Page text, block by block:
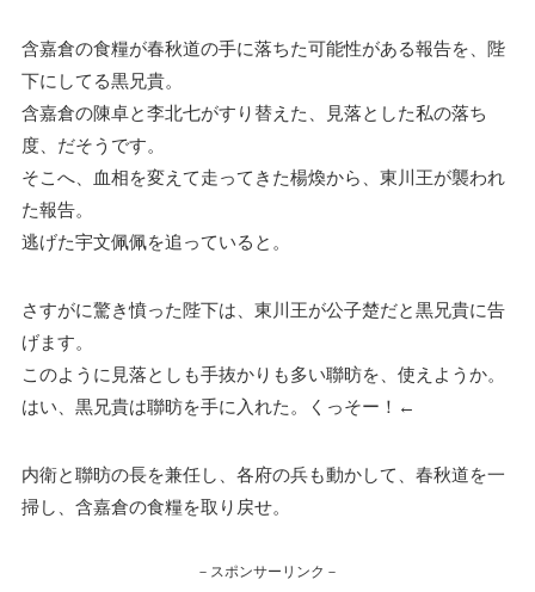
含嘉倉の食糧が春秋道の手に落ちた可能性がある報告を、陛
下にしてる黒兄貴。
含嘉倉の陳卓と李北七がすり替えた、見落とした私の落ち
度、だそうです。
そこへ、血相を変えて走ってきた楊煥から、東川王が襲われ
た報告。
逃げた宇文佩佩を追っていると。
さすがに驚き憤った陛下は、東川王が公子楚だと黒兄貴に告
げます。
このように見落としも手抜かりも多い聯昉を、使えようか。
はい、黒兄貴は聯昉を手に入れた。くっそー！←
内衛と聯昉の長を兼任し、各府の兵も動かして、春秋道を一
掃し、含嘉倉の食糧を取り戻せ。
－スポンサーリンク－